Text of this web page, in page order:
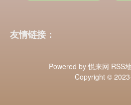
友情链接：
Powered by悦来网 RSS
Copyright ©